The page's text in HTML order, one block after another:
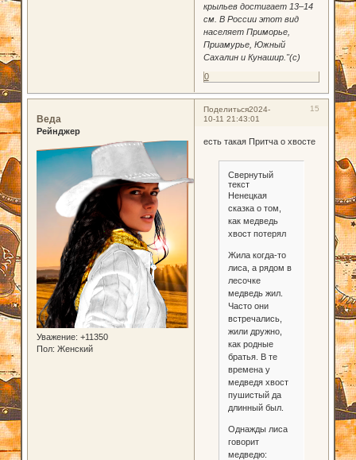
крыльев достигает 13–14
см. В России этот вид
населяет Приморье,
Приамурье, Южный
Сахалин и Кунашир."(с)
0
Поделиться 15
2024-
10-11 21:43:01
Веда
Рейнджер
Уважение: +11350
Пол: Женский
есть такая Притча о хвосте
Свернутый
текст
Ненецкая
сказка о том,
как медведь
хвост потерял
Жила когда-то
лиса, а рядом в
лесочке
медведь жил.
Часто они
встречались,
жили дружно,
как родные
братья. В те
времена у
медведя хвост
пушистый да
длинный был.
Однажды лиса
говорит
медведю: